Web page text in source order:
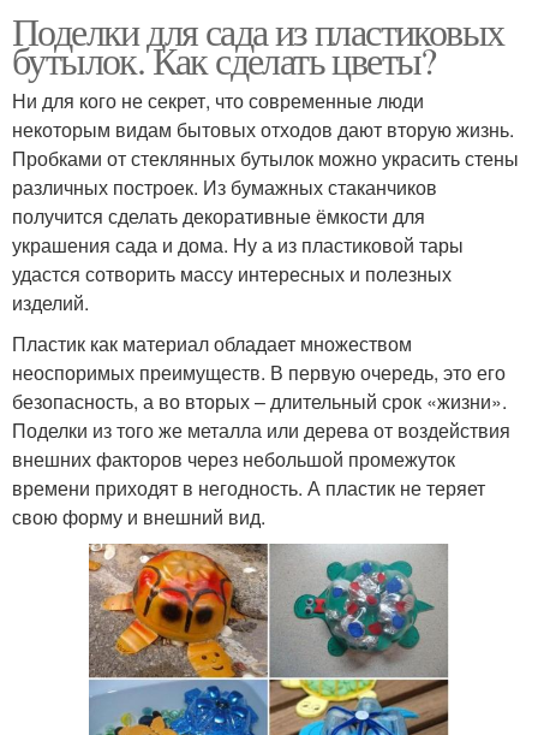
Поделки для сада из пластиковых
бутылок. Как сделать цветы?
Ни для кого не секрет, что современные люди
некоторым видам бытовых отходов дают вторую жизнь.
Пробками от стеклянных бутылок можно украсить стены
различных построек. Из бумажных стаканчиков
получится сделать декоративные ёмкости для
украшения сада и дома. Ну а из пластиковой тары
удастся сотворить массу интересных и полезных
изделий.
Пластик как материал обладает множеством
неоспоримых преимуществ. В первую очередь, это его
безопасность, а во вторых – длительный срок «жизни».
Поделки из того же металла или дерева от воздействия
внешних факторов через небольшой промежуток
времени приходят в негодность. А пластик не теряет
свою форму и внешний вид.